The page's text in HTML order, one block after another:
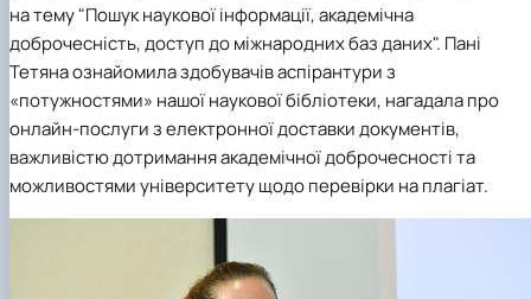
на тему "Пошук наукової інформації, академічна
доброчесність, доступ до міжнародних баз даних". Пані
Тетяна ознайомила здобувачів аспірантури з
«потужностями» нашої наукової бібліотеки, нагадала про
онлайн-послуги з електронної доставки документів,
важливістю дотримання академічної доброчесності та
можливостями університету щодо перевірки на плагіат.